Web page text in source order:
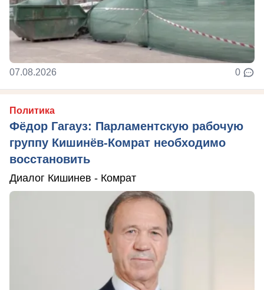
07.08.2026 0
Политика
Фёдор Гагауз: Парламентскую рабочую
группу Кишинёв-Комрат необходимо
восстановить
Диалог Кишинев - Комрат